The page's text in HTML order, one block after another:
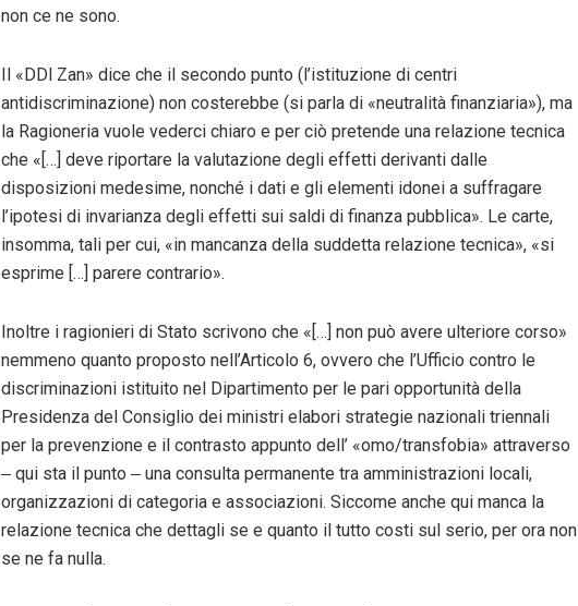
non ce ne sono.
Il «DDl Zan» dice che il secondo punto (l’istituzione di centri
antidiscriminazione) non costerebbe (si parla di «neutralità finanziaria»), ma
la Ragioneria vuole vederci chiaro e per ciò pretende una relazione tecnica
che «[…] deve riportare la valutazione degli effetti derivanti dalle
disposizioni medesime, nonché i dati e gli elementi idonei a suffragare
l’ipotesi di invarianza degli effetti sui saldi di finanza pubblica». Le carte,
insomma, tali per cui, «in mancanza della suddetta relazione tecnica», «si
esprime […] parere contrario».
Inoltre i ragionieri di Stato scrivono che «[…] non può avere ulteriore corso»
nemmeno quanto proposto nell’Articolo 6, ovvero che l’Ufficio contro le
discriminazioni istituito nel Dipartimento per le pari opportunità della
Presidenza del Consiglio dei ministri elabori strategie nazionali triennali
per la prevenzione e il contrasto appunto dell’ «omo/transfobia» attraverso
‒ qui sta il punto ‒ una consulta permanente tra amministrazioni locali,
organizzazioni di categoria e associazioni. Siccome anche qui manca la
relazione tecnica che dettagli se e quanto il tutto costi sul serio, per ora non
se ne fa nulla.